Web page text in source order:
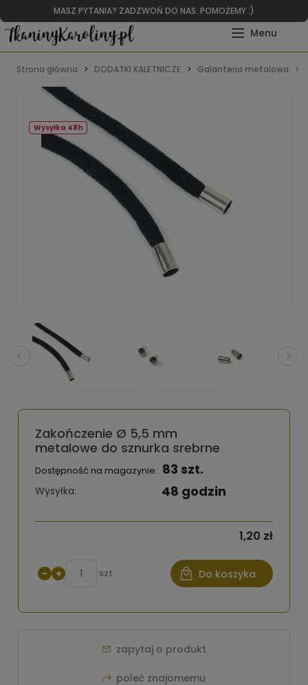
MASZ PYTANIA? ZADZWOŃ DO NAS. POMOŻEMY :)
Strona główna DODATKI KALETNICZE Galanteria metalowa
Wysyłka 48h
Zakończenie Ø 5,5 mm
metalowe do sznurka srebrne
Dostępność na magazynie: 83 szt.
Wysyłka: 48 godzin
1,20 zł
− + szt. Do koszyka
zapytaj o produkt
poleć znajomemu